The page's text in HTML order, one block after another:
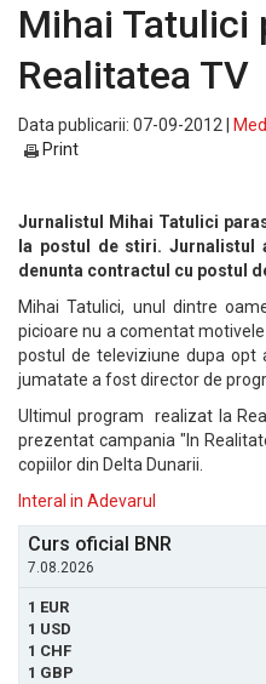
Mihai Tatulici
Realitatea TV
Data publicarii: 07-09-2012 |
Print
Jurnalistul Mihai Tatulici
la postul de stiri. Jurnalistul
denunta contractul cu postul
Mihai Tatulici, unul dintre
picioare nu a comentat
postul de televiziune dupa opt
jumatate a fost director de
Ultimul program realizat la
prezentat campania "In
copiilor din Delta Dunarii.
Interal in Adevarul
Curs oficial BNR
7.08.2026
1 EUR
1 USD
1 CHF
1 GBP